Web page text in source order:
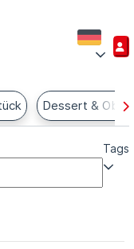
Dessert & Obst
Tags